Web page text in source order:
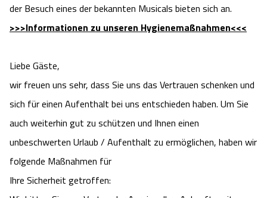
der Besuch eines der bekannten Musicals bieten sich an.
>>>Informationen zu unseren Hygienemaßnahmen<<<
Liebe Gäste,
wir freuen uns sehr, dass Sie uns das Vertrauen schenken und
sich für einen Aufenthalt bei uns entschieden haben. Um Sie
auch weiterhin gut zu schützen und Ihnen einen
unbeschwerten Urlaub / Aufenthalt zu ermöglichen, haben wir
folgende Maßnahmen für
Ihre Sicherheit getroffen: